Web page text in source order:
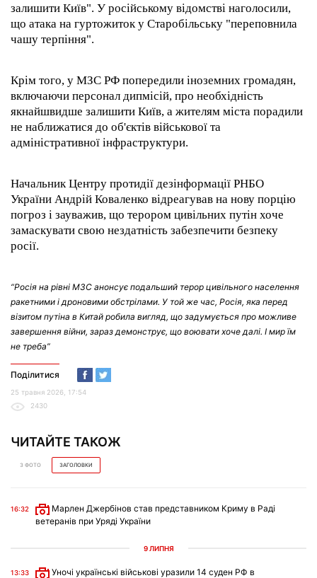
залишити Київ". У російському відомстві наголосили,
що атака на гуртожиток у Старобільську "переповнила
чашу терпіння".
Крім того, у МЗС РФ попередили іноземних громадян,
включаючи персонал дипмісій, про необхідність
якнайшвидше залишити Київ, а жителям міста порадили
не наближатися до об'єктів військової та
адміністративної інфраструктури.
Начальник Центру протидії дезінформації РНБО
України Андрій Коваленко відреагував на нову порцію
погроз і зауважив, що терором цивільних путін хоче
замаскувати свою нездатність забезпечити безпеку
росії.
“Росія на рівні МЗС анонсує подальший терор цивільного населення
ракетними і дроновими обстрілами. У той же час, Росія, яка перед
візитом путіна в Китай робила вигляд, що задумується про можливе
завершення війни, зараз демонструє, що воювати хоче далі. І мир їм
не треба”
Поділитися
25 травня 2026, 17:54
2430
ЧИТАЙТЕ ТАКОЖ
З ФОТО ЗАГОЛОВКИ
16:32
Марлен Джербінов став представником Криму в Раді
ветеранів при Уряді України
9 ЛИПНЯ
13:33
Уночі українські військові уразили 14 суден РФ в